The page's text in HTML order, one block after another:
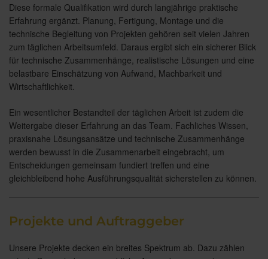
Diese formale Qualifikation wird durch langjährige praktische
Erfahrung ergänzt. Planung, Fertigung, Montage und die
technische Begleitung von Projekten gehören seit vielen Jahren
zum täglichen Arbeitsumfeld. Daraus ergibt sich ein sicherer Blick
für technische Zusammenhänge, realistische Lösungen und eine
belastbare Einschätzung von Aufwand, Machbarkeit und
Wirtschaftlichkeit.
Ein wesentlicher Bestandteil der täglichen Arbeit ist zudem die
Weitergabe dieser Erfahrung an das Team. Fachliches Wissen,
praxisnahe Lösungsansätze und technische Zusammenhänge
werden bewusst in die Zusammenarbeit eingebracht, um
Entscheidungen gemeinsam fundiert treffen und eine
gleichbleibend hohe Ausführungsqualität sicherstellen zu können.
Projekte und Auftraggeber
Unsere Projekte decken ein breites Spektrum ab. Dazu zählen